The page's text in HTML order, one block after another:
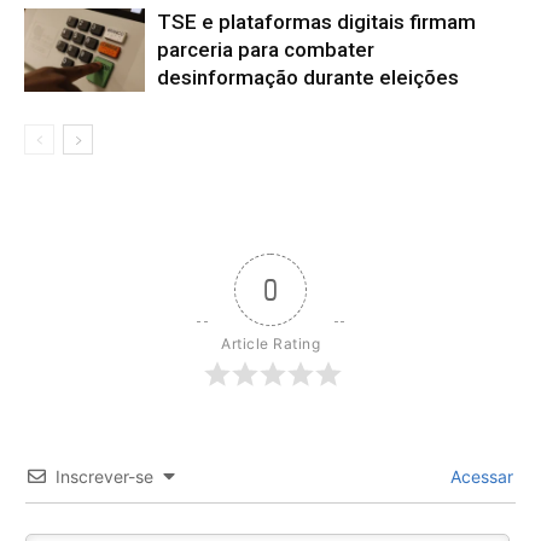
TSE e plataformas digitais firmam
parceria para combater
desinformação durante eleições
0
Article Rating
Inscrever-se Acessar